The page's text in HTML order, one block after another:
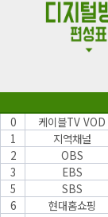
0
케이블TV VOD
1
지역채널
2
OBS
3
EBS
5
SBS
6
현대홈쇼핑